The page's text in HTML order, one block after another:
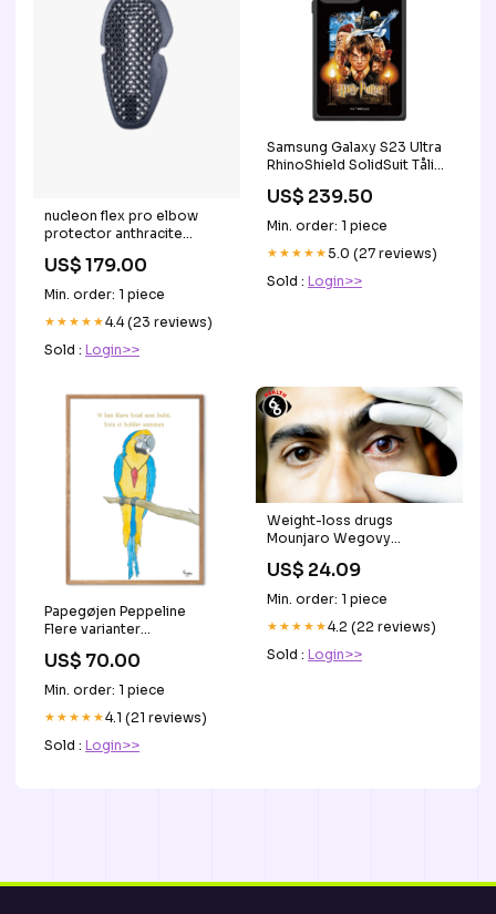
nucleon flex pro elbow
protector anthracite
US$ 179.00
Min. order: 1 piece
★★★★★4.4 (23 reviews)
Sold : Login>>
Samsung Galaxy S23 Ultra
RhinoShield SolidSuit Tåligt
Sorcerer's Stone
PIM_CategoryId_1604
US$ 239.50
Min. order: 1 piece
★★★★★5.0 (27 reviews)
Sold : Login>>
Papegøjen Peppeline
Flere varianter
US$ 70.00
Min. order: 1 piece
★★★★★4.1 (21 reviews)
Sold : Login>>
Weight-loss drugs
Mounjaro Wegovy
tirzepatide increase optic
nerve risks in diabetes
patients India
US$ 24.09
Min. order: 1 piece
★★★★★4.2 (22 reviews)
Sold : Login>>